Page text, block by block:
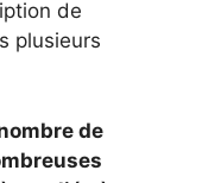
de
plusieurs
de